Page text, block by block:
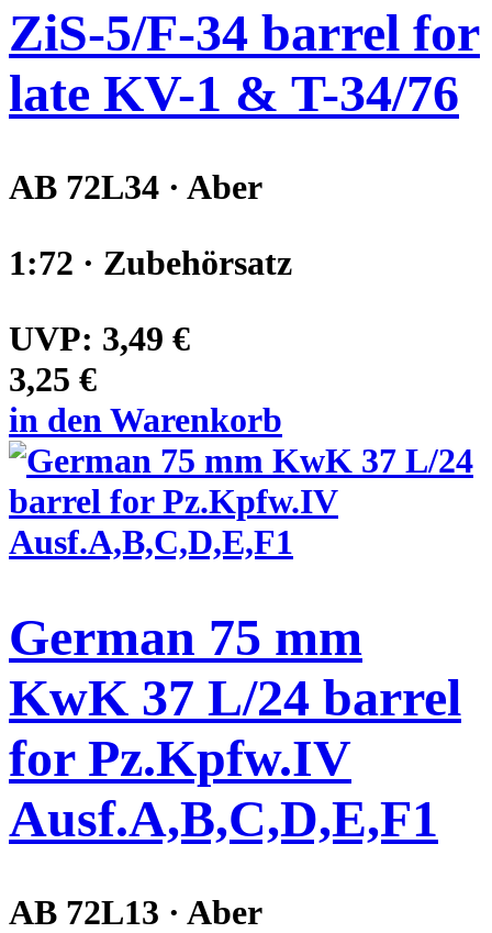
ZiS-5/F-34 barrel for
late KV-1 & T-34/76
AB 72L34 · Aber
1:72 · Zubehörsatz
UVP: 3,49 €
3,25 €
in den Warenkorb
German 75 mm
KwK 37 L/24 barrel
for Pz.Kpfw.IV
Ausf.A,B,C,D,E,F1
AB 72L13 · Aber